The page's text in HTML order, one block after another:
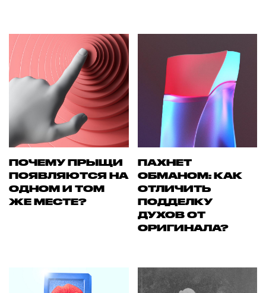
ПОЧЕМУ ПРЫЩИ
ПОЯВЛЯЮТСЯ НА
ОДНОМ И ТОМ
ЖЕ МЕСТЕ?
ПАХНЕТ
ОБМАНОМ: КАК
ОТЛИЧИТЬ
ПОДДЕЛКУ
ДУХОВ ОТ
ОРИГИНАЛА?